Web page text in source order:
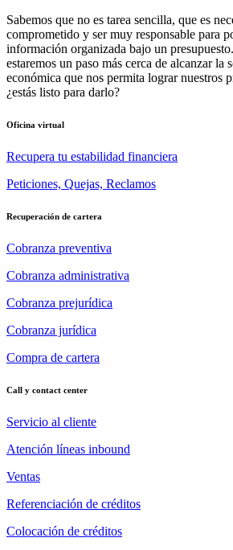
Sabemos que no es tarea sencilla, que es
comprometido y ser muy responsable para
información organizada bajo un
estaremos un paso más cerca de alcanzar la
económica que nos permita lograr nuestros
¿estás listo para darlo?
Oficina virtual
Recupera tu estabilidad financiera
Peticiones, Quejas, Reclamos
Recuperación de cartera
Cobranza preventiva
Cobranza administrativa
Cobranza prejurídica
Cobranza jurídica
Compra de cartera
Call y contact center
Servicio al cliente
Atención líneas inbound
Ventas
Referenciación de créditos
Colocación de créditos